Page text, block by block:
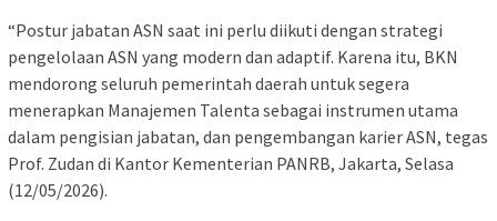
“Postur jabatan ASN saat ini perlu diikuti dengan strategi
pengelolaan ASN yang modern dan adaptif. Karena itu, BKN
mendorong seluruh pemerintah daerah untuk segera
menerapkan Manajemen Talenta sebagai instrumen utama
dalam pengisian jabatan, dan pengembangan karier ASN, tegas
Prof. Zudan di Kantor Kementerian PANRB, Jakarta, Selasa
(12/05/2026).